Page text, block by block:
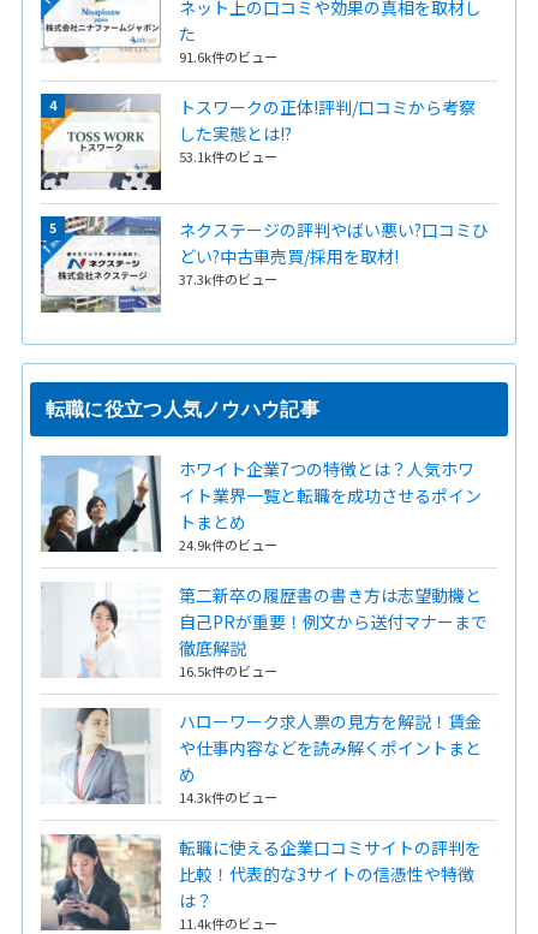
ネット上の口コミや効果の真相を取材し
た
91.6k件のビュー
トスワークの正体!評判/口コミから考察
した実態とは!?
53.1k件のビュー
ネクステージの評判やばい悪い?口コミひ
どい?中古車売買/採用を取材!
37.3k件のビュー
転職に役立つ人気ノウハウ記事
ホワイト企業7つの特徴とは？人気ホワ
イト業界一覧と転職を成功させるポイン
トまとめ
24.9k件のビュー
第二新卒の履歴書の書き方は志望動機と
自己PRが重要！例文から送付マナーまで
徹底解説
16.5k件のビュー
ハローワーク求人票の見方を解説！賃金
や仕事内容などを読み解くポイントまと
め
14.3k件のビュー
転職に使える企業口コミサイトの評判を
比較！代表的な3サイトの信憑性や特徴
は？
11.4k件のビュー